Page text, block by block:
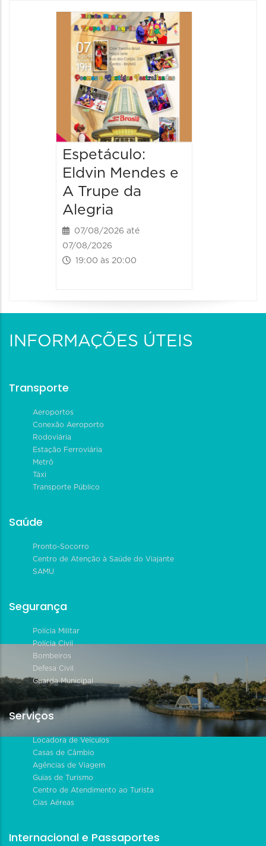
Espetáculo:
Eldvin Mendes e
A Trupe da
Alegria
07/08/2026 até
07/08/2026
19:00 às 20:00
INFORMAÇÕES ÚTEIS
Transporte
Aeroportos
Conexão Aeroporto
Rodoviária
Estação Ferroviária
Metrô
Táxi
Transporte Público
Saúde
Pronto-Socorro
Centro de Atenção à Saúde do Viajante
SAMU
Segurança
Polícia Militar
Polícia Civil
Bombeiros
Defesa Civil
Guarda Municipal
Serviços
Locadora de Veículos
Casas de Câmbio
Agências de Viagem
Guias de Turismo
Centro de Atendimento ao Turista
Cias Aéreas
Internacional e Passaportes